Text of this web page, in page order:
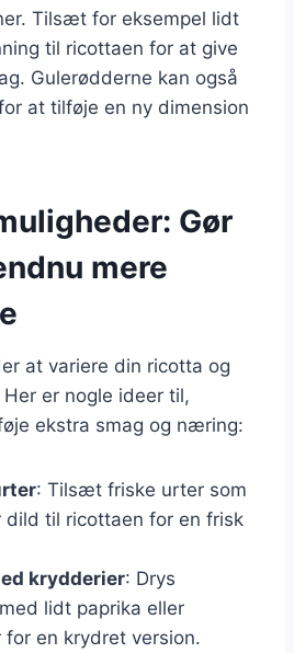
Tilsæt for eksempel lidt
til ricottaen for at give
Gulerødderne kan også
at tilføje en ny dimension
Gør
mere
at variere din ricotta og
er nogle ideer til,
ekstra smag og næring:
: Tilsæt friske urter som
dild til ricottaen for en frisk
krydderier: Drys
lidt paprika eller
for en krydret version.